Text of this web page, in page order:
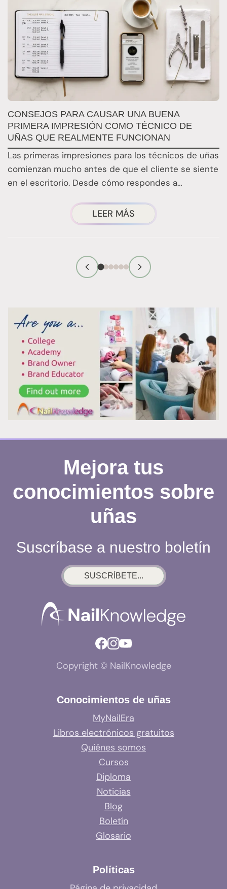
CONSEJOS PARA CAUSAR UNA BUENA
PRIMERA IMPRESIÓN COMO TÉCNICO DE
UÑAS QUE REALMENTE FUNCIONAN
Las primeras impresiones para los técnicos de uñas
comienzan mucho antes de que el cliente se siente
en el escritorio. Desde cómo respondes a…
LEER MÁS CONSEJOS
EFICACES
CAUSAR
UNA
IMPRESIÓN
COMO
TÉCNICO
DE
MANICURA
Mejora tus
conocimientos sobre
uñas
Suscríbase a nuestro boletín
SUSCRÍBETE...
Copyright © NailKnowledge
Conocimientos de uñas
MyNailEra
Libros electrónicos gratuitos
Quiénes somos
Cursos
Diploma
Noticias
Blog
Boletín
Glosario
Políticas